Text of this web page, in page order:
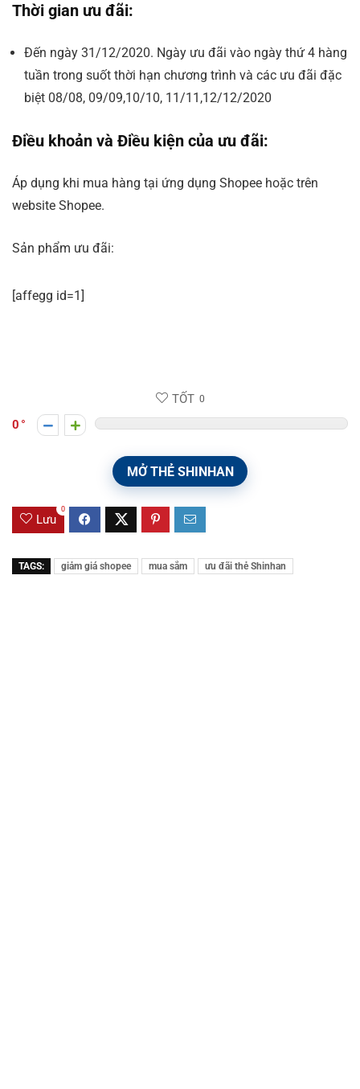
Thời gian ưu đãi:
Đến ngày 31/12/2020. Ngày ưu đãi vào ngày thứ 4 hàng
tuần trong suốt thời hạn chương trình và các ưu đãi đặc
biệt 08/08, 09/09,10/10, 11/11,12/12/2020
Điều khoản và Điều kiện của ưu đãi:
Áp dụng khi mua hàng tại ứng dụng Shopee hoặc trên
website Shopee.
Sản phẩm ưu đãi:
[affegg id=1]
TỐT 0
0
MỞ THẺ SHINHAN
Lưu
0
TAGS: giảm giá shopee mua sắm ưu đãi thẻ Shinhan